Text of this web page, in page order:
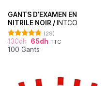
GANTS D’EXAMEN EN
NITRILE NOIR / INTCO
Note4.76
sur 5
(29)
130dh 65dh TTC
100 Gants